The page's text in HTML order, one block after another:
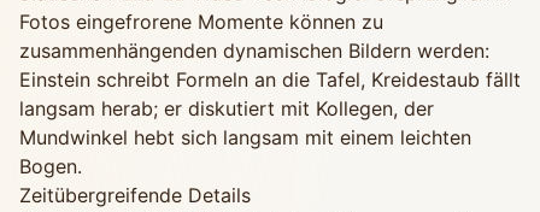
Fotos eingefrorene Momente können zu
zusammenhängenden dynamischen Bildern werden:
Einstein schreibt Formeln an die Tafel, Kreidestaub fällt
langsam herab; er diskutiert mit Kollegen, der
Mundwinkel hebt sich langsam mit einem leichten
Bogen.
Zeitübergreifende Details